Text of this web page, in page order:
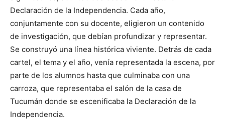
Declaración de la Independencia. Cada año,
conjuntamente con su docente, eligieron un contenido
de investigación, que debían profundizar y representar.
Se construyó una línea histórica viviente. Detrás de cada
cartel, el tema y el año, venía representada la escena, por
parte de los alumnos hasta que culminaba con una
carroza, que representaba el salón de la casa de
Tucumán donde se escenificaba la Declaración de la
Independencia.